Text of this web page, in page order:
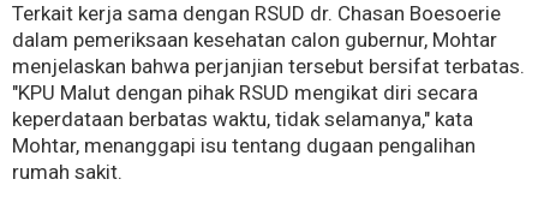
Terkait kerja sama dengan RSUD dr. Chasan Boesoerie
dalam pemeriksaan kesehatan calon gubernur, Mohtar
menjelaskan bahwa perjanjian tersebut bersifat terbatas.
"KPU Malut dengan pihak RSUD mengikat diri secara
keperdataan berbatas waktu, tidak selamanya," kata
Mohtar, menanggapi isu tentang dugaan pengalihan
rumah sakit.